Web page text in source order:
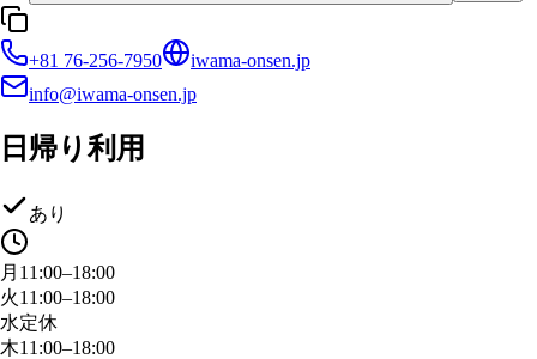
+81 76-256-7950
iwama-onsen.jp
info@iwama-onsen.jp
日帰り利用
あり
月 11:00–18:00
火11:00–18:00
水定休
木11:00–18:00